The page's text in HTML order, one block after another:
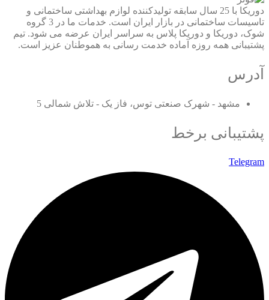
دوریکا با 25 سال سابقه تولیدکننده لوازم بهداشتی ساختمانی و
تاسیسات ساختمانی در بازار ایران است. خدمات ما در 3 گروه
شوک، دوریکا و دوریکا پلاس به سراسر ایران عرضه می شود. تیم
پشتیبانی همه روزه آماده خدمت رسانی به هموطنان عزیز است.
آدرس
مشهد - شهرک صنعتی توس، فاز یک - تلاش شمالی 5
پشتیبانی برخط
Telegram